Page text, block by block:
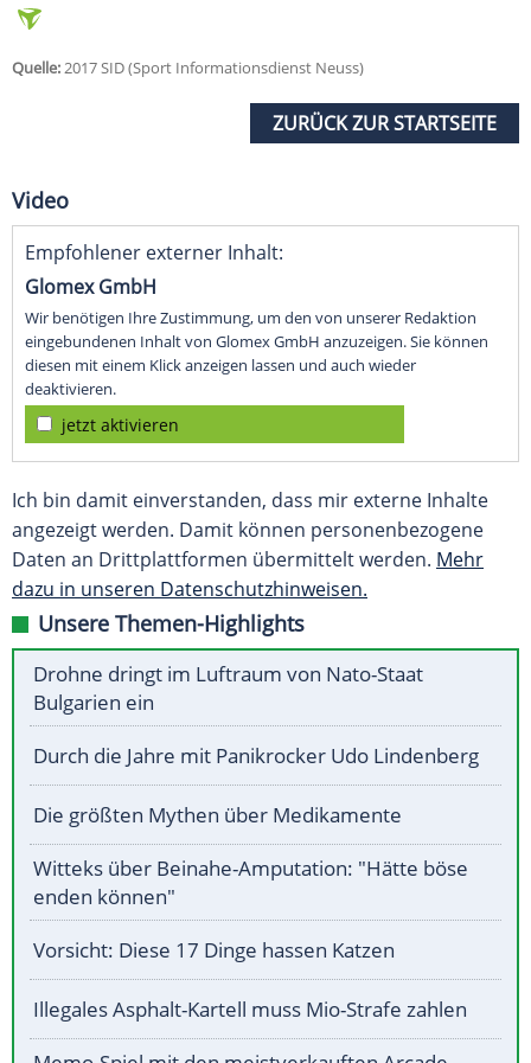
Quelle:2017 SID (Sport Informationsdienst Neuss)
ZURÜCK ZUR STARTSEITE
Video
Empfohlener externer Inhalt:
Glomex GmbH
Wir benötigen Ihre Zustimmung, um den von unserer Redaktion
eingebundenen Inhalt von Glomex GmbH anzuzeigen. Sie können
diesen mit einem Klick anzeigen lassen und auch wieder
deaktivieren.
jetzt aktivieren
Ich bin damit einverstanden, dass mir externe Inhalte
angezeigt werden. Damit können personenbezogene
Daten an Drittplattformen übermittelt werden. Mehr
dazu in unseren Datenschutzhinweisen.
Unsere Themen-Highlights
Drohne dringt im Luftraum von Nato-Staat
Bulgarien ein
Durch die Jahre mit Panikrocker Udo Lindenberg
Die größten Mythen über Medikamente
Witteks über Beinahe-Amputation: "Hätte böse
enden können"
Vorsicht: Diese 17 Dinge hassen Katzen
Illegales Asphalt-Kartell muss Mio-Strafe zahlen